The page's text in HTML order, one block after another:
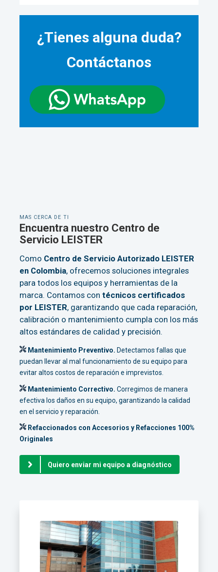
¿Tienes alguna duda?
Contáctanos
MAS CERCA DE TI
Encuentra nuestro Centro de
Servicio LEISTER
Como Centro de Servicio Autorizado LEISTER
en Colombia, ofrecemos soluciones integrales
para todos los equipos y herramientas de la
marca. Contamos con técnicos certificados
por LEISTER, garantizando que cada reparación,
calibración o mantenimiento cumpla con los más
altos estándares de calidad y precisión.
Mantenimiento Preventivo. Detectamos fallas que
puedan llevar al mal funcionamiento de su equipo para
evitar altos costos de reparación e imprevistos.
Mantenimiento Correctivo. Corregimos de manera
efectiva los daños en su equipo, garantizando la calidad
en el servicio y reparación.
Refaccionados con Accesorios y Refacciones 100%
Originales
Quiero enviar mi equipo a diagnóstico